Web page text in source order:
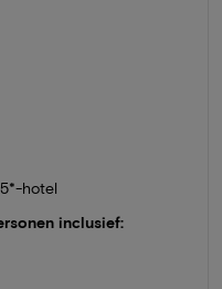
hotel
inclusief: